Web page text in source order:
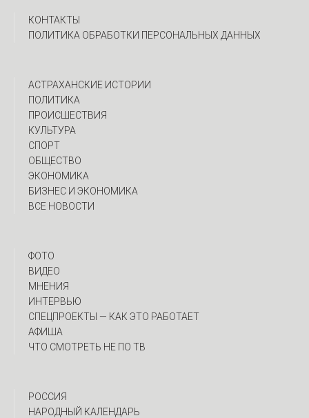
КОНТАКТЫ
ПОЛИТИКА ОБРАБОТКИ ПЕРСОНАЛЬНЫХ ДАННЫХ
АСТРАХАНСКИЕ ИСТОРИИ
ПОЛИТИКА
ПРОИСШЕСТВИЯ
КУЛЬТУРА
СПОРТ
ОБЩЕСТВО
ЭКОНОМИКА
БИЗНЕС И ЭКОНОМИКА
ВСЕ НОВОСТИ
ФОТО
ВИДЕО
МНЕНИЯ
ИНТЕРВЬЮ
CПЕЦПРОЕКТЫ — КАК ЭТО РАБОТАЕТ
АФИША
ЧТО СМОТРЕТЬ НЕ ПО ТВ
РОССИЯ
НАРОДНЫЙ КАЛЕНДАРЬ